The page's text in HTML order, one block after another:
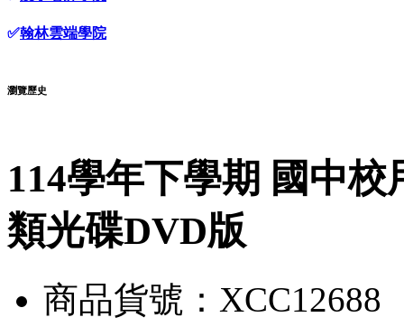
✅翰林雲端學院
瀏覽歷史
114學年下學期 國中
類光碟DVD版
商品貨號：XCC12688